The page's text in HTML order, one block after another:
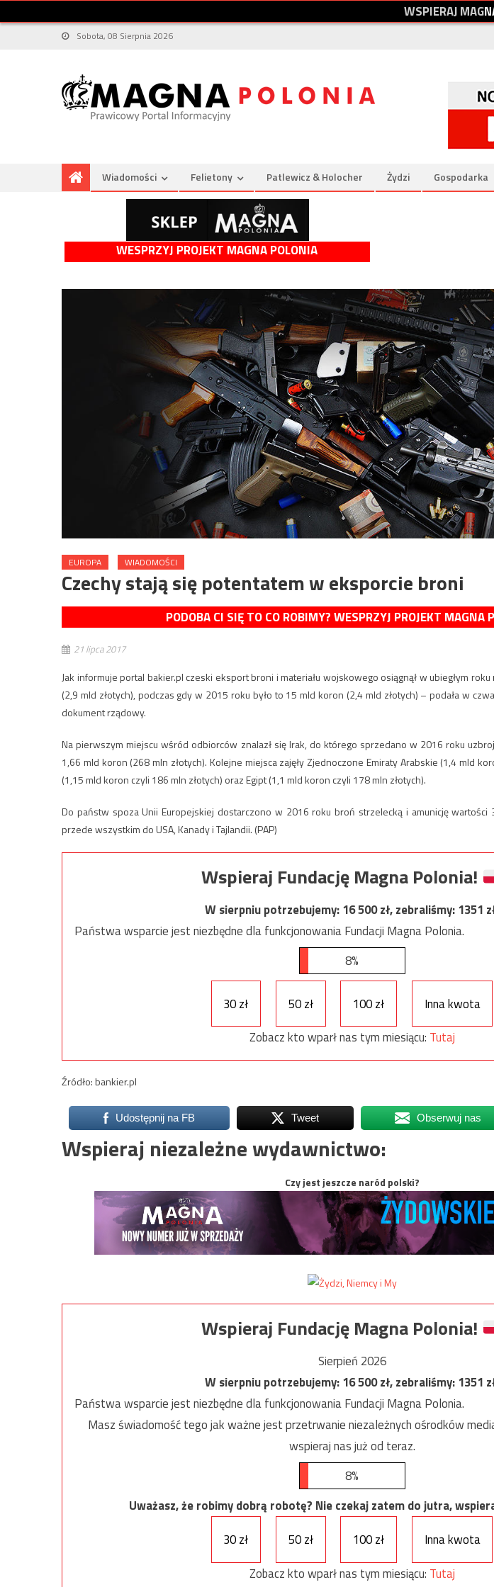
WSPIERAJMAGN
Sobota, 08 Sierpnia 2026
Wiadomości Felietony Patlewicz & Holocher Żydzi Gospodarka
WESPRZYJ PROJEKT MAGNA POLONIA
EUROPA WIADOMOŚCI
Czechy stają się potentatem w eksporcie broni
PODOBA CI SIĘ TO CO ROBIMY? WESPRZYJ PROJEKT MAGNA
21 lipca 2017
Jak informuje portal bakier.pl czeski eksport broni i materiału wojskowego osiągnął w ubiegłym
(2,9 mld złotych), podczas gdy w 2015 roku było to 15 mld koron (2,4 mld złotych) – podała w
dokument rządowy.
Na pierwszym miejscu wśród odbiorców znalazł się Irak, do którego sprzedano w 2016 roku
1,66 mld koron (268 mln złotych). Kolejne miejsca zajęły Zjednoczone Emiraty Arabskie (1,4 mld
(1,15 mld koron czyli 186 mln złotych) oraz Egipt (1,1 mld koron czyli 178 mln złotych).
Do państw spoza Unii Europejskiej dostarczono w 2016 roku broń strzelecką i amunicję wartości
przede wszystkim do USA, Kanady i Tajlandii. (PAP)
Wspieraj Fundację Magna Polonia!
W sierpniu potrzebujemy:16 500zł, zebraliśmy:1351
Państwa wsparcie jest niezbędne dla funkcjonowania Fundacji Magna Polonia.
8%
30 zł 50 zł 100 zł
Inna kwota
Zobacz kto wparł nas tym miesiącu: Tutaj
Źródło: bankier.pl
Udostępnij na FB Tweet Obserwuj nas
Wspieraj niezależne wydawnictwo:
Czy jest jeszcze naród polski?
Wspieraj Fundację Magna Polonia!
Sierpień 2026
W sierpniu potrzebujemy:16 500zł, zebraliśmy:1351
Państwa wsparcie jest niezbędne dla funkcjonowania Fundacji Magna Polonia.
Masz świadomość tego jak ważne jest przetrwanie niezależnych ośrodków
wspieraj nas już od teraz.
8%
Uważasz, że robimy dobrą robotę? Nie czekaj zatem do jutra,
30 zł
50 zł 100 zł
Inna kwota
Zobacz kto wparł nas tym miesiącu: Tutaj